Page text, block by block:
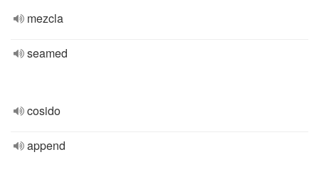
mezcla
seamed
cosido
append